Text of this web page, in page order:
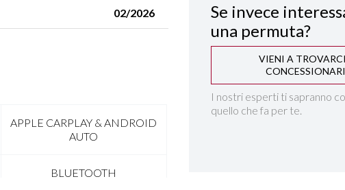
02/2026
APPLE CARPLAY & ANDROID
AUTO
BLUETOOTH
Se invece
una permuta?
VIENI A
I nostri esperti ti sapranno
quello che fa per te.